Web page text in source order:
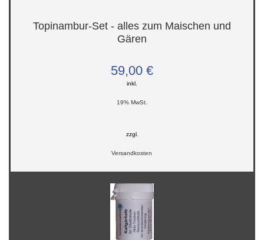
Topinambur-Set - alles zum Maischen und
Gären
59,00 €
inkl.
19% MwSt.
zzgl.
Versandkosten